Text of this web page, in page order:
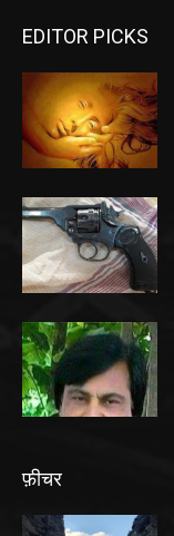
EDITOR PICKS
फ़ीचर